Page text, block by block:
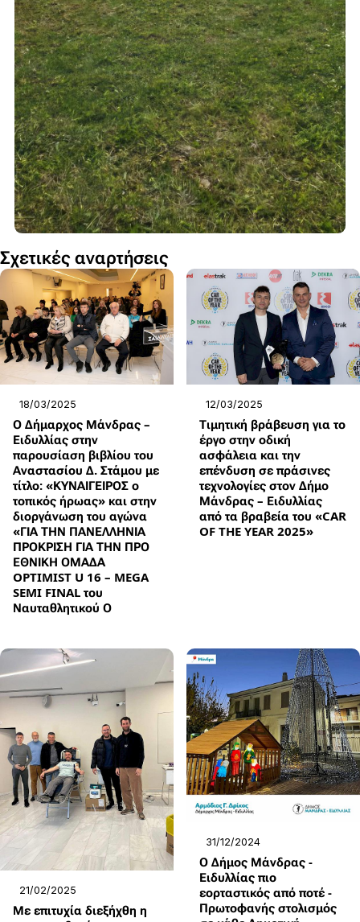
Σχετικές αναρτήσεις
18/03/2025
Ο Δήμαρχος Μάνδρας –
Ειδυλλίας στην
παρουσίαση βιβλίου του
Αναστασίου Δ. Στάμου με
τίτλο: «ΚΥΝΑΙΓΕΙΡΟΣ ο
τοπικός ήρωας» και στην
διοργάνωση του αγώνα
«ΓΙΑ ΤΗΝ ΠΑΝΕΛΛΗΝΙΑ
ΠΡΟΚΡΙΣΗ ΓΙΑ ΤΗΝ ΠΡΟ
ΕΘΝΙΚΗ ΟΜΑΔΑ
OPTIMIST U 16 – MEGA
SEMI FINAL του
Ναυταθλητικού Ο
12/03/2025
Τιμητική βράβευση για το
έργο στην οδική
ασφάλεια και την
επένδυση σε πράσινες
τεχνολογίες στον Δήμο
Μάνδρας – Ειδυλλίας
από τα βραβεία του «CAR
OF THE YEAR 2025»
21/02/2025
Με επιτυχία διεξήχθη η
31/12/2024
Ο Δήμος Μάνδρας -
Ειδυλλίας πιο
εορταστικός από ποτέ -
Πρωτοφανής στολισμός